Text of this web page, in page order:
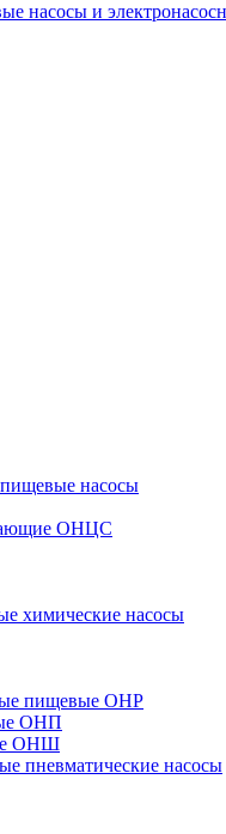
насосы и
насосы
ОНЦС
химические насосы
пищевые ОНР
ОНП
ОНШ
пневматические насосы